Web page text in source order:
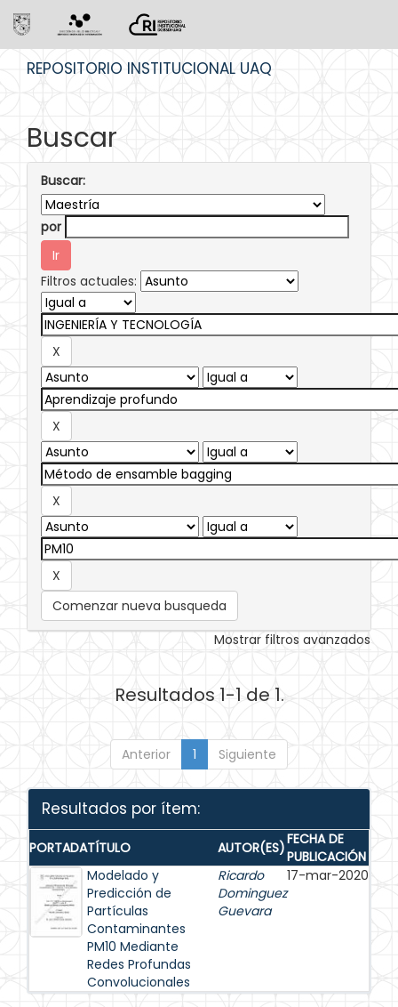
REPOSITORIO INSTITUCIONAL UAQ
Buscar
Buscar:
por
Filtros actuales:
Comenzar nueva busqueda
Mostrar filtros avanzados
Resultados 1-1 de 1.
Anterior 1 Siguiente
Resultados por ítem:
PORTADATÍTULO AUTOR(ES)FECHA DE
PUBLICACIÓN
Modelado y
Predicción de
Partículas
Contaminantes
PM10 Mediante
Redes Profundas
Convolucionales
Ricardo
Dominguez
Guevara
17-mar-2020